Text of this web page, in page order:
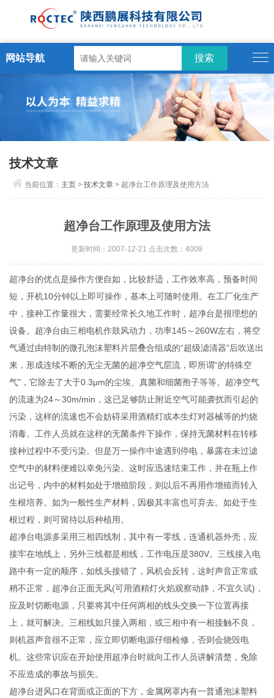
网站导航
技术文章
当前位置： 主页 >技术文章 > 超净台工作原理及使用方法
超净台工作原理及使用方法
更新时间：2007-12-21 点击次数：4009
超净台的优点是操作方便自如，比较舒适，工作效率高，预备时间
短，开机10分钟以上即可操作，基本上可随时使用。在工厂化生产
中，接种工作量很大，需要经常长久地工作时，超净台是很理想的
设备。超净台由三相电机作鼓风动力，功率145～260W左右，将空
气通过由特制的微孔泡沫塑料片层叠合组成的“超级滤清器"后吹送出
来，形成连续不断的无尘无菌的超净空气层流，即所谓“的特殊空
气"，它除去了大于0.3μm的尘埃、真菌和细菌孢子等等。超净空气
的流速为24～30m/min，这已足够防止附近空气可能袭扰而引起的
污染，这样的流速也不会妨碍采用酒精灯或本生灯对器械等的灼烧
消毒。工作人员就在这样的无菌条件下操作，保持无菌材料在转移
接种过程中不受污染。但是万一操作中途遇到停电，暴露在未过滤
空气中的材料便难以幸免污染。这时应迅速结束工作，并在瓶上作
出记号，内中的材料如处于增殖阶段，则以后不再用作增殖而转入
生根培养。如为一般性生产材料，因极其丰富也可弃去。如处于生
根过程，则可留待以后种植用。
超净台电源多采用三相四线制，其中有一零线，连通机器外壳，应
接牢在地线上，另外三线都是相线，工作电压是380V。三线接入电
路中有一定的顺序，如线头接错了，风机会反转，这时声音正常或
稍不正常，超净台正面无风(可用酒精灯火焰观察动静，不宜久试)，
应及时切断电源，只要将其中任何两相的线头交换一下位置再接
上，就可解决。三相线如只接入两相，或三相中有一相接触不良，
则机器声音很不正常，应立即切断电源仔细检修，否则会烧毁电
机。这些常识应在开始使用超净台时就向工作人员讲解清楚，免除
不应造成的事故与损失。
超净台进风口在背面或正面的下方，金属网罩内有一普通泡沫塑料